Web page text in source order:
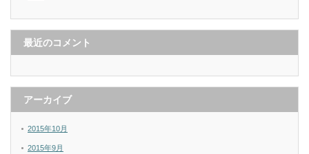
最近のコメント
アーカイブ
2015年10月
2015年9月